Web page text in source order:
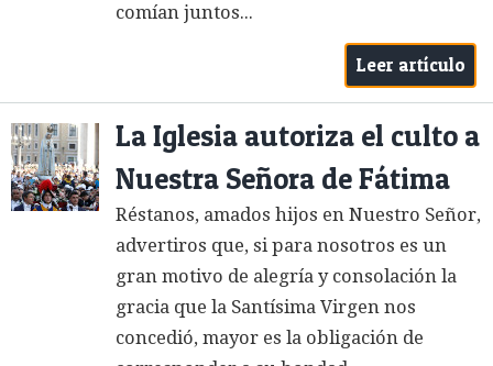
comían juntos...
Leer artículo
La Iglesia autoriza el culto a
Nuestra Señora de Fátima
Réstanos, amados hijos en Nuestro Señor,
advertiros que, si para nosotros es un
gran motivo de alegría y consolación la
gracia que la Santísima Virgen nos
concedió, mayor es la obligación de